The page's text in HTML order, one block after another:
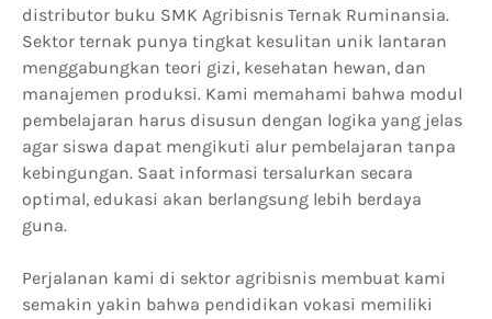
distributor buku SMK Agribisnis Ternak Ruminansia.
Sektor ternak punya tingkat kesulitan unik lantaran
menggabungkan teori gizi, kesehatan hewan, dan
manajemen produksi. Kami memahami bahwa modul
pembelajaran harus disusun dengan logika yang jelas
agar siswa dapat mengikuti alur pembelajaran tanpa
kebingungan. Saat informasi tersalurkan secara
optimal, edukasi akan berlangsung lebih berdaya
guna.
Perjalanan kami di sektor agribisnis membuat kami
semakin yakin bahwa pendidikan vokasi memiliki